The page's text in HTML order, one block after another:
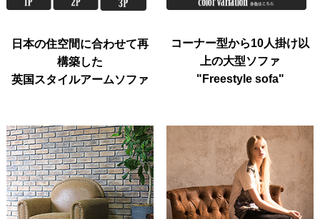
日本の住空間に合わせて再
構築した
英国スタイルアームソファ
コーナー型から10人掛け以
上の大型ソファ
"Freestyle sofa"